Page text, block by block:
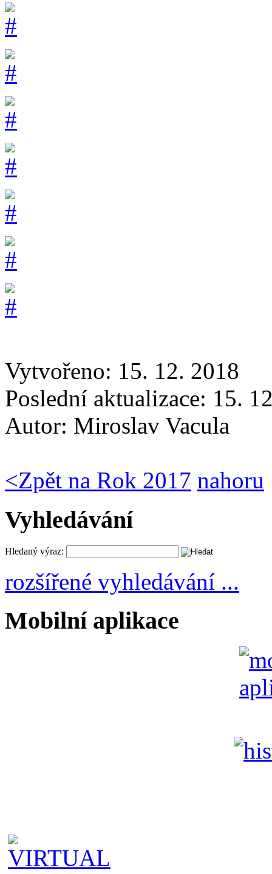
Vytvořeno: 15. 12. 2018
Poslední aktualizace: 15.
Autor: Miroslav Vacula
<Zpět na Rok 2017 nahoru
Vyhledávání
Hledaný výraz:
rozšířené vyhledávání ...
Mobilní aplikace